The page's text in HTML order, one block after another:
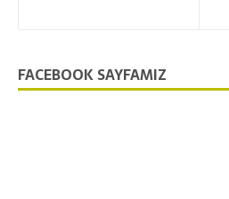
FACEBOOK SAYFAMIZ